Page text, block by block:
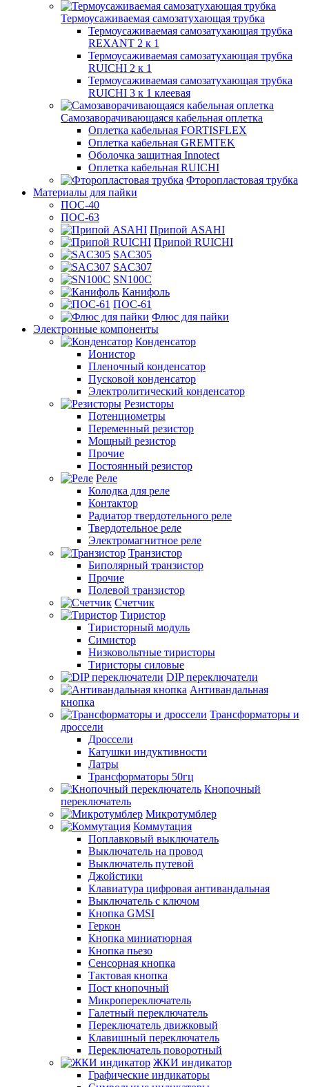
Термоусаживаемая самозатухающая трубка
Термоусаживаемая самозатухающая трубка
REXANT 2 к 1
Термоусаживаемая самозатухающая трубка
RUICHI 2 к 1
Термоусаживаемая самозатухающая трубка
RUICHI 3 к 1 клеевая
Самозаворачивающаяся кабельная оплетка
Оплетка кабельная FORTISFLEX
Оплетка кабельная GREMTEK
Оболочка защитная Innotect
Оплетка кабельная RUICHI
Фторопластовая трубка
Материалы для пайки
ПОС-40
ПОС-63
Припой ASAHI
Припой RUICHI
SAC305
SAC307
SN100C
Канифоль
ПОС-61
Флюс для пайки
Электронные компоненты
Конденсатор
Ионистор
Пленочный конденсатор
Пусковой конденсатор
Электролитический конденсатор
Резисторы
Потенциометры
Переменный резистор
Мощный резистор
Прочие
Постоянный резистор
Реле
Колодка для реле
Контактор
Радиатор твердотельного реле
Твердотельное реле
Электромагнитное реле
Транзистор
Биполярный транзистор
Прочие
Полевой транзистор
Счетчик
Тиристор
Тиристорный модуль
Симистор
Низковольтные тиристоры
Тиристоры силовые
DIP переключатели
Антивандальная
кнопка
Трансформаторы и
дроссели
Дроссели
Катушки индуктивности
Латры
Трансформаторы 50гц
Кнопочный
переключатель
Микротумблер
Коммутация
Поплавковый выключатель
Выключатель на провод
Выключатель путевой
Джойстики
Клавиатура цифровая антивандальная
Выключатель с ключом
Кнопка GMSI
Геркон
Кнопка миниатюрная
Кнопка пьезо
Сенсорная кнопка
Тактовая кнопка
Пост кнопочный
Микропереключатель
Галетный переключатель
Переключатель движковый
Клавишный переключатель
Переключатель поворотный
ЖКИ индикатор
Графические индикаторы